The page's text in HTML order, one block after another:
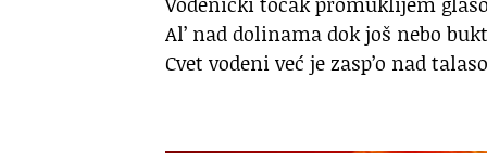
Al’ nad dolinama dok još nebo
Cvet vodeni već je zasp’o nad